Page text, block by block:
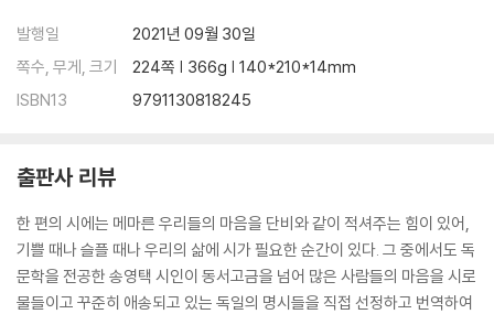
발행일
2021년 09월 30일
쪽수, 무게, 크기
224쪽 | 366g | 140*210*14mm
ISBN13
9791130818245
출판사 리뷰
한 편의 시에는 메마른 우리들의 마음을 단비와 같이 적셔주는 힘이 있어,
기쁠 때나 슬플 때나 우리의 삶에 시가 필요한 순간이 있다. 그 중에서도 독
문학을 전공한 송영택 시인이 동서고금을 넘어 많은 사람들의 마음을 시로
물들이고 꾸준히 애송되고 있는 독일의 명시들을 직접 선정하고 번역하여